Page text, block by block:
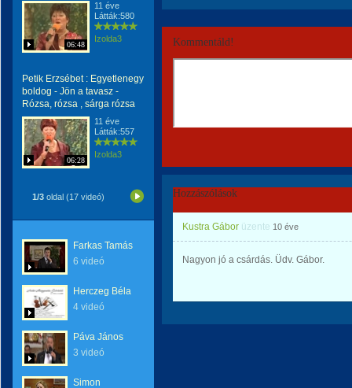
06:48
11 éve
Látták:580
Izolda3
Petik Erzsébet : Egyetlenegy
boldog - Jön a tavasz -
Rózsa, rózsa , sárga rózsa
06:28
11 éve
Látták:557
Izolda3
1/3 oldal (17 videó)
Farkas Tamás
6 videó
Herczeg Béla
4 videó
Páva János
3 videó
Simon
Kommentáld!
Hozzászólások
Kustra Gábor üzente 10 éve
Nagyon jó a csárdás. Üdv. Gábor.